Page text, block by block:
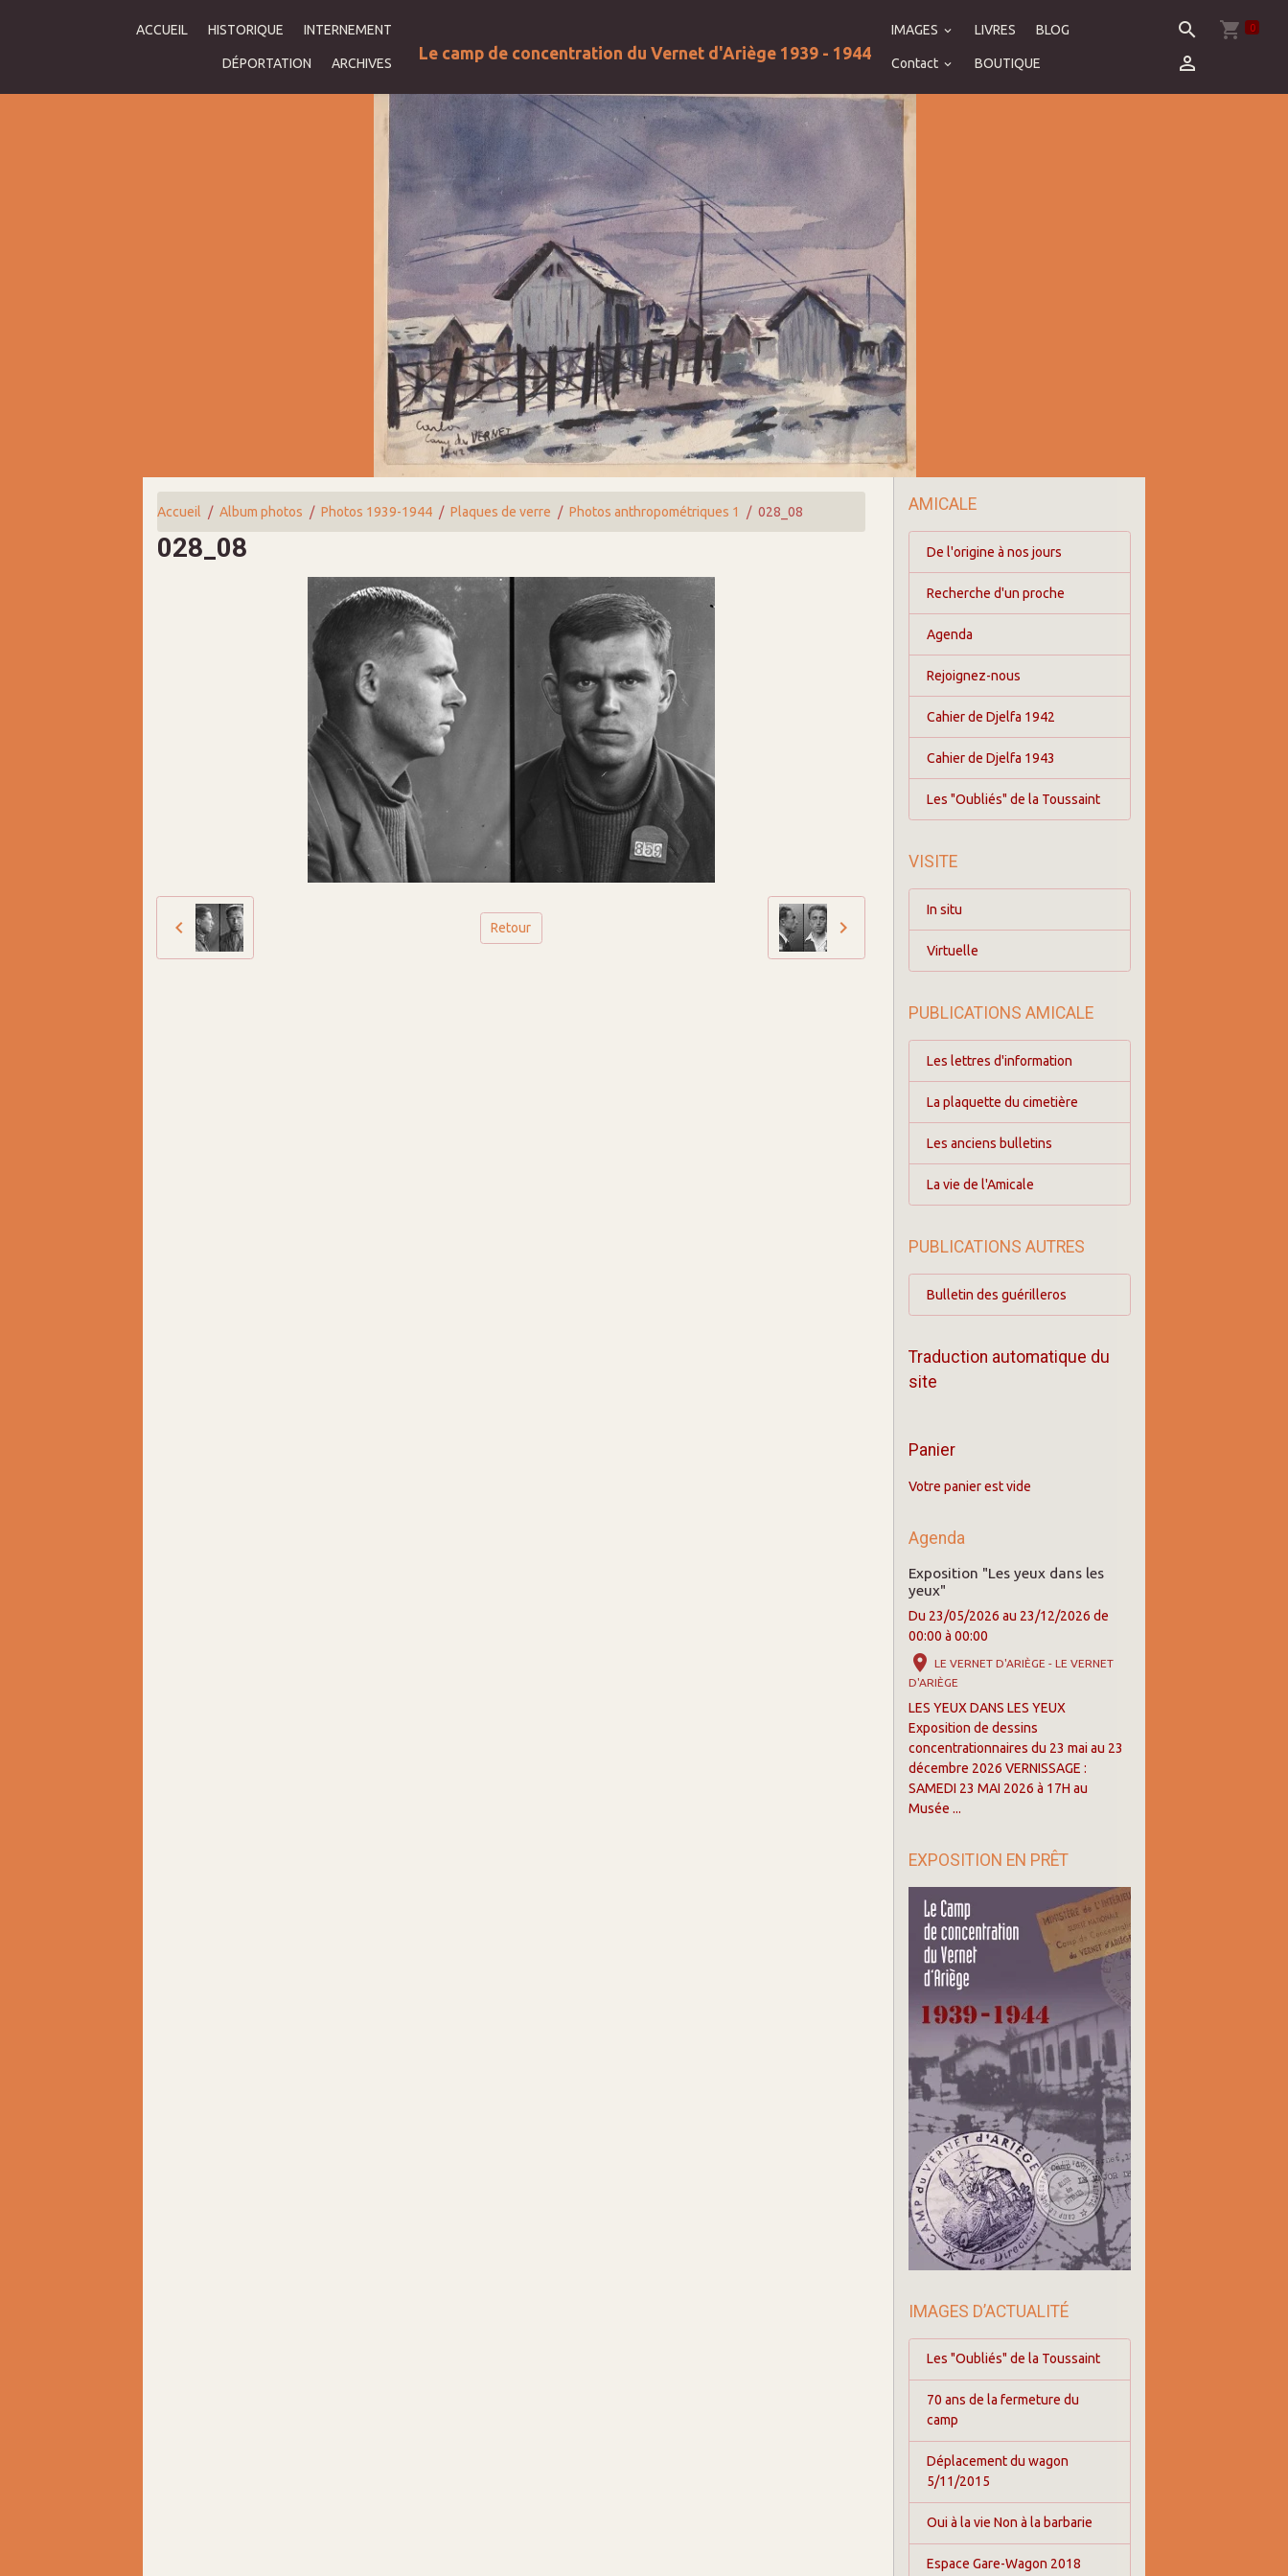
ACCUEIL HISTORIQUE INTERNEMENT
DÉPORTATION ARCHIVES
Le camp de concentration du Vernet d'Ariège 1939 - 1944
IMAGES LIVRES BLOG
Contact BOUTIQUE
0
Accueil Album photos Photos 1939-1944 Plaques de verre Photos anthropométriques 1 028_08
028_08
Retour
AMICALE
De l'origine à nos jours
Recherche d'un proche
Agenda
Rejoignez-nous
Cahier de Djelfa 1942
Cahier de Djelfa 1943
Les "Oubliés" de la Toussaint
VISITE
In situ
Virtuelle
PUBLICATIONS AMICALE
Les lettres d'information
La plaquette du cimetière
Les anciens bulletins
La vie de l'Amicale
PUBLICATIONS AUTRES
Bulletin des guérilleros
Traduction automatique du
site
Panier
Votre panier est vide
Agenda
Exposition "Les yeux dans les
yeux"
Du 23/05/2026 au 23/12/2026 de
00:00 à 00:00
LE VERNET D'ARIÈGE - LE VERNET
D'ARIÈGE
LES YEUX DANS LES YEUX
Exposition de dessins
concentrationnaires du 23 mai au 23
décembre 2026 VERNISSAGE :
SAMEDI 23 MAI 2026 à 17H au
Musée ...
EXPOSITION EN PRÊT
IMAGES D’ACTUALITÉ
Les "Oubliés" de la Toussaint
70 ans de la fermeture du
camp
Déplacement du wagon
5/11/2015
Oui à la vie Non à la barbarie
Espace Gare-Wagon 2018